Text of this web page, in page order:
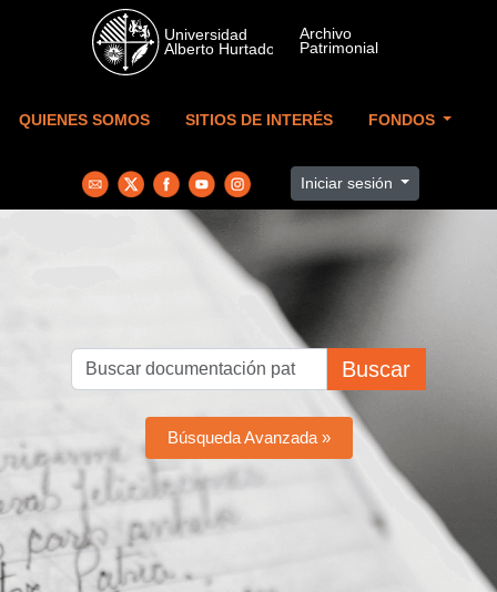
Skip to main content
QUIENES SOMOS SITIOS DE INTERÉS FONDOS
Iniciar sesión
Buscar
Búsqueda Avanzada »